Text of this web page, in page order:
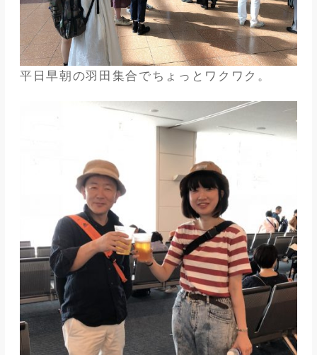
平日早朝の羽田集合でちょっとワクワク。